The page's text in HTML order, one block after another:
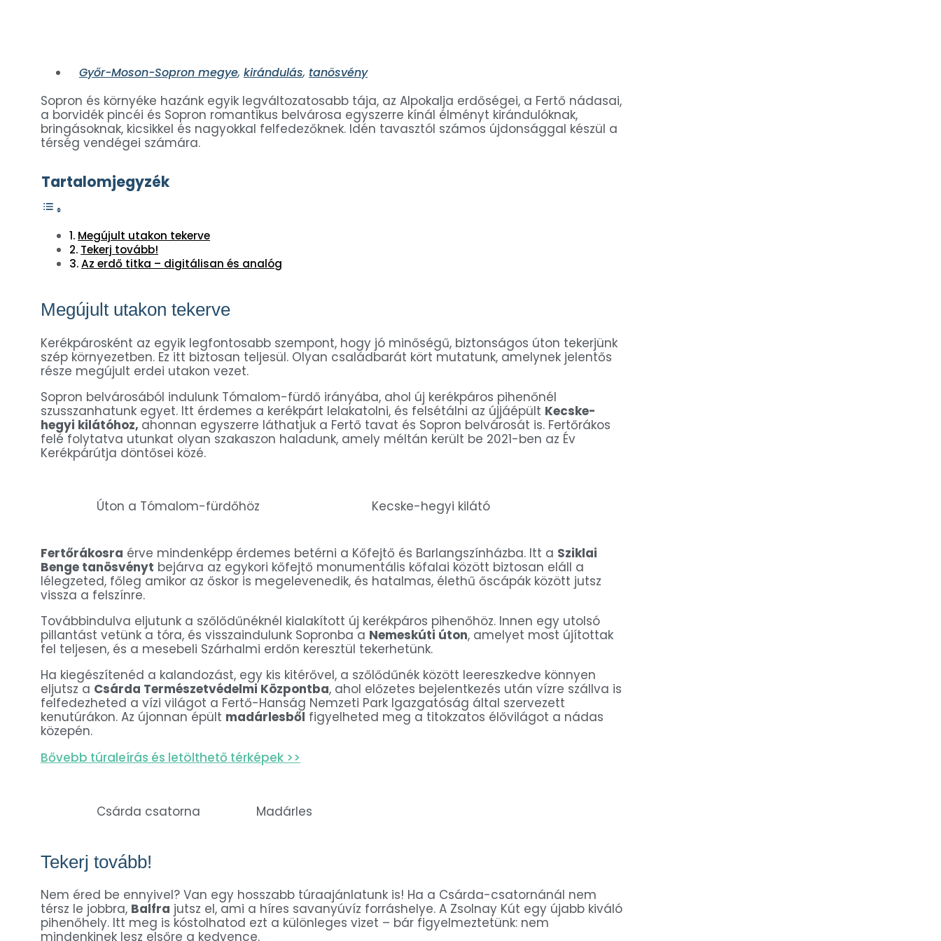
Győr-Moson-Sopron megye, kirándulás, tanösvény
Sopron és környéke hazánk egyik legváltozatosabb tája, az Alpokalja erdőségei, a Fertő nádasai,
a borvidék pincéi és Sopron romantikus belvárosa egyszerre kínál élményt kirándulóknak,
bringásoknak, kicsikkel és nagyokkal felfedezőknek. Idén tavasztól számos újdonsággal készül a
térség vendégei számára.
Tartalomjegyzék
Megújult utakon tekerve
Tekerj tovább!
Az erdő titka – digitálisan és analóg
Megújult utakon tekerve
Kerékpárosként az egyik legfontosabb szempont, hogy jó minőségű, biztonságos úton tekerjünk
szép környezetben. Ez itt biztosan teljesül. Olyan családbarát kört mutatunk, amelynek jelentős
része megújult erdei utakon vezet.
Sopron belvárosából indulunk Tómalom-fürdő irányába, ahol új kerékpáros pihenőnél
szusszanhatunk egyet. Itt érdemes a kerékpárt lelakatolni, és felsétálni az újjáépült Kecske-
hegyi kilátóhoz, ahonnan egyszerre láthatjuk a Fertő tavat és Sopron belvárosát is. Fertőrákos
felé folytatva utunkat olyan szakaszon haladunk, amely méltán került be 2021-ben az Év
Kerékpárútja döntősei közé.
Úton a Tómalom-fürdőhöz Kecske-hegyi kilátó
Fertőrákosra érve mindenképp érdemes betérni a Kőfejtő és Barlangszínházba. Itt a Sziklai
Benge tanösvényt bejárva az egykori kőfejtő monumentális kőfalai között biztosan eláll a
lélegzeted, főleg amikor az őskor is megelevenedik, és hatalmas, élethű őscápák között jutsz
vissza a felszínre.
Továbbindulva eljutunk a szőlődűnéknél kialakított új kerékpáros pihenőhöz. Innen egy utolsó
pillantást vetünk a tóra, és visszaindulunk Sopronba a Nemeskúti úton, amelyet most újítottak
fel teljesen, és a mesebeli Szárhalmi erdőn keresztül tekerhetünk.
Ha kiegészítenéd a kalandozást, egy kis kitérővel, a szőlődűnék között leereszkedve könnyen
eljutsz a Csárda Természetvédelmi Központba, ahol előzetes bejelentkezés után vízre szállva is
felfedezheted a vízi világot a Fertő-Hanság Nemzeti Park Igazgatóság által szervezett
kenutúrákon. Az újonnan épült madárlesből figyelheted meg a titokzatos élővilágot a nádas
közepén.
Bővebb túraleírás és letölthető térképek >>
Csárda csatorna Madárles
Tekerj tovább!
Nem éred be ennyivel? Van egy hosszabb túraajánlatunk is! Ha a Csárda-csatornánál nem
térsz le jobbra, Balfra jutsz el, ami a híres savanyúvíz forráshelye. A Zsolnay Kút egy újabb kiváló
pihenőhely. Itt meg is kóstolhatod ezt a különleges vizet – bár figyelmeztetünk: nem
mindenkinek lesz elsőre a kedvence.